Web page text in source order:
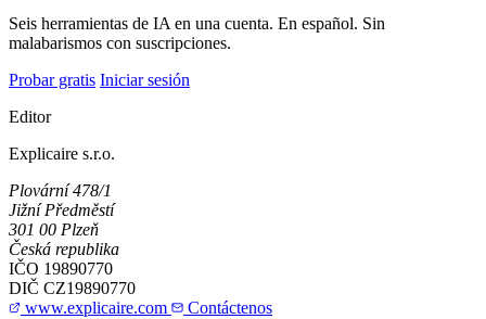
Seis herramientas de IA en una cuenta. En español. Sin
malabarismos con suscripciones.
Probar gratis Iniciar sesión
Editor
Explicaire s.r.o.
Plovární 478/1
Jižní Předměstí
301 00 Plzeň
Česká republika
IČO 19890770
DIČ CZ19890770
www.explicaire.com
Contáctenos